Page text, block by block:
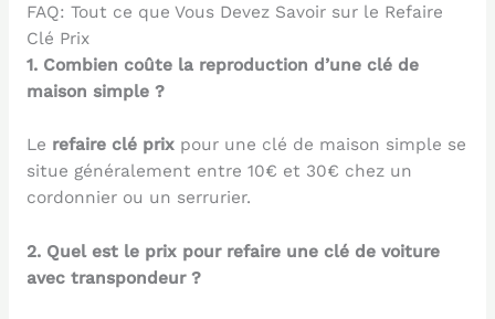
FAQ: Tout ce que Vous Devez Savoir sur le Refaire
Clé Prix
1. Combien coûte la reproduction d’une clé de
maison simple ?
Le refaire clé prixpour une clé de maison simple se
situe généralement entre 10€ et 30€ chez un
cordonnier ou un serrurier.
2. Quel est le prix pour refaire une clé de voiture
avec transpondeur ?